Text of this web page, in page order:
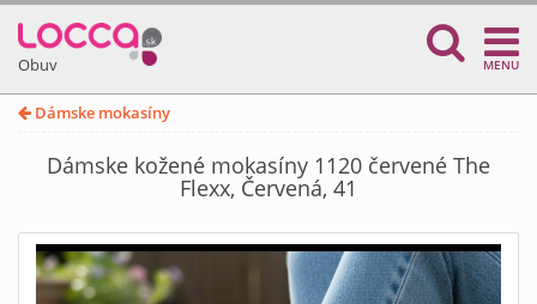
Obuv MENU
Dámske mokasíny
Dámske kožené mokasíny 1120 červené The
Flexx, Červená, 41